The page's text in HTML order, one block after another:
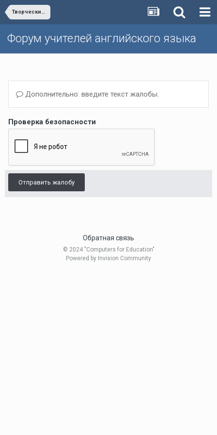
Творческий конкурс
Форум учителей английского языка
Дополнительно: введите текст жалобы.
Проверка безопасности
Отправить жалобу
Обратная связь
© 2024 "Computers for Education"
Powered by Invision Community